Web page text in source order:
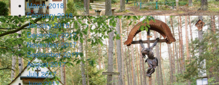
March 2018
February 2018
January 2018
December 2017
November 2017
September 2017
August 2017
July 2017